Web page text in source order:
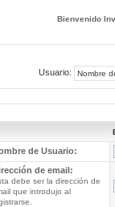
Bienvenido
Usuario:
de Usuario:
de email:
debe ser la dirección de
que introdujo al